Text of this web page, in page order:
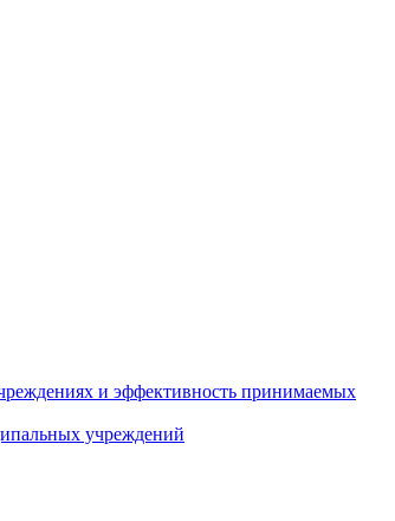
и эффективность принимаемых
учреждений